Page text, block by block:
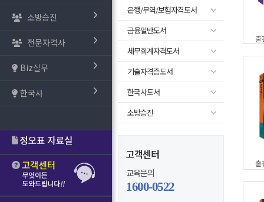
소방승진
전문자격사
Biz실무
한국사
은행/무역/보험자격도서
금융일반도서
세무회계자격도서
기술자격증도서
한국사도서
소방승진
고객센터
교육문의
1600-0522
출
출